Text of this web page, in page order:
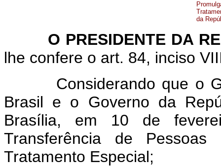
da
O PRESIDENTE DA
lhe confere o art. 84, inciso
Considerando que o
Brasil e o Governo da
Brasília, em 10 de
Transferência de
Tratamento Especial;